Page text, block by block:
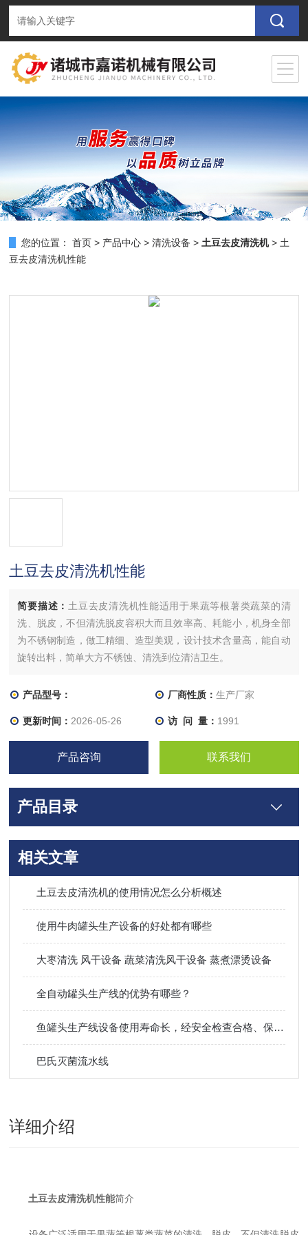
您的位置： 首页 > 产品中心 >清洗设备 > 土豆去皮清洗机> 土
豆去皮清洗机性能
土豆去皮清洗机性能
简要描述： 土豆去皮清洗机性能适用于果蔬等根薯类蔬菜的清
洗、脱皮，不但清洗脱皮容积大而且效率高、耗能小，机身全部
为不锈钢制造，做工精细、造型美观，设计技术含量高，能自动
旋转出料，简单大方不锈蚀、清洗到位清洁卫生。
产品型号： 厂商性质： 生产厂家
更新时间： 2026-05-26 访 问 量： 1991
产品咨询 联系我们
产品目录
相关文章
土豆去皮清洗机的使用情况怎么分析概述
使用牛肉罐头生产设备的好处都有哪些
大枣清洗 风干设备 蔬菜清洗风干设备 蒸煮漂烫设备
全自动罐头生产线的优势有哪些？
鱼罐头生产线设备使用寿命长，经安全检查合格、保护装置安全可靠
巴氏灭菌流水线
详细介绍
土豆去皮清洗机性能简介